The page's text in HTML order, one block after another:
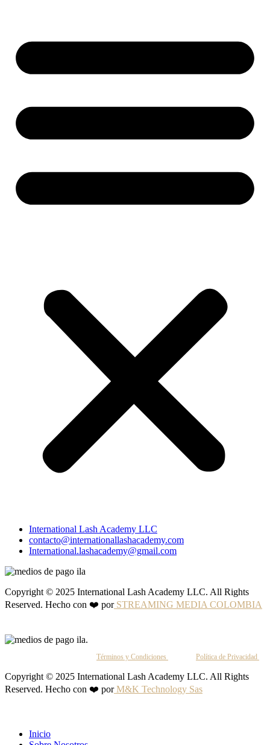
International Lash Academy LLC
contacto@internationallashacademy.com
International.lashacademy@gmail.com
Copyright © 2025 International Lash Academy LLC. All Rights
Reserved. Hecho con ❤️ porSTREAMING MEDIA COLOMBIA
Términos y Condiciones Política de Privacidad
Copyright © 2025 International Lash Academy LLC. All Rights
Reserved. Hecho con ❤️ porM&K Technology Sas
Inicio